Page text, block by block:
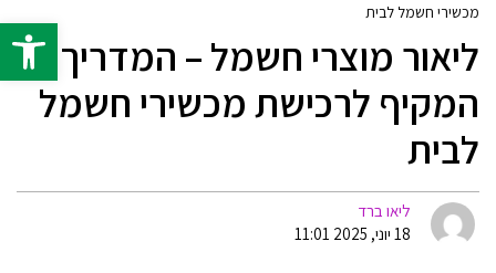
פתח
מכשירי חשמל לבית
ליאור מוצרי חשמל – המדריך
המקיף לרכישת מכשירי חשמל
לבית
ליאו ברד
18 יוני, 2025 11:01